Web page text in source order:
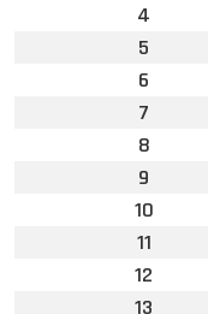
4
5
6
7
8
9
10
11
12
13